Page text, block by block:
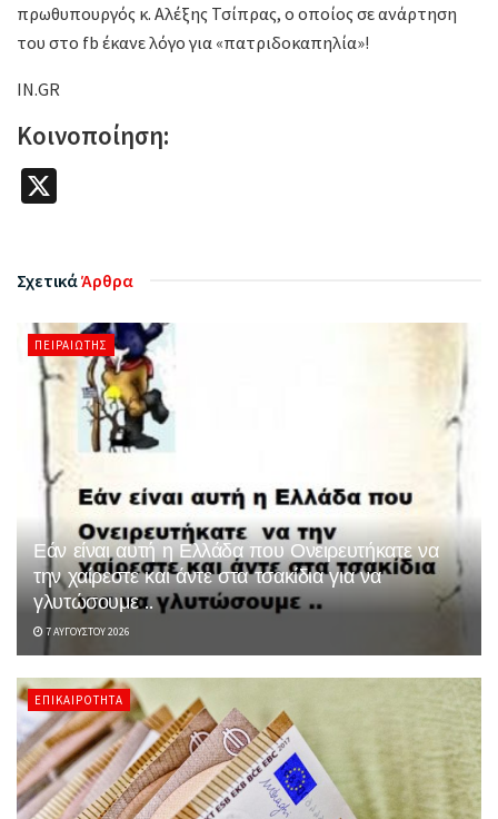
πρωθυπουργός κ. Αλέξης Τσίπρας, ο οποίος σε ανάρτηση
του στο fb έκανε λόγο για «πατριδοκαπηλία»!
IN.GR
Κοινοποίηση:
ΣχετικάΆρθρα
ΠΕΙΡΑΙΏΤΗΣ
Εάν είναι αυτή η Ελλάδα που Ονειρευτήκατε να
την χαίρεστε και άντε στα τσακίδια για να
γλυτώσουμε ..
7 ΑΥΓΟΎΣΤΟΥ 2026
ΕΠΙΚΑΙΡΌΤΗΤΑ